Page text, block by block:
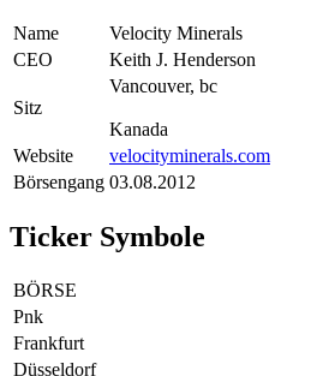
Name
Velocity Minerals
CEO
Keith J. Henderson
Sitz
Vancouver, bc
Kanada
Website
velocityminerals.com
Börsengang 03.08.2012
Ticker Symbole
BÖRSE
Pnk
Frankfurt
Düsseldorf